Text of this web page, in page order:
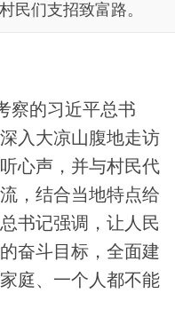
民们支招致富路。
的习近平总书
入大凉山腹地走访
心声，并与村民代
，结合当地特点给
书记强调，让人民
奋斗目标，全面建
庭、一个人都不能